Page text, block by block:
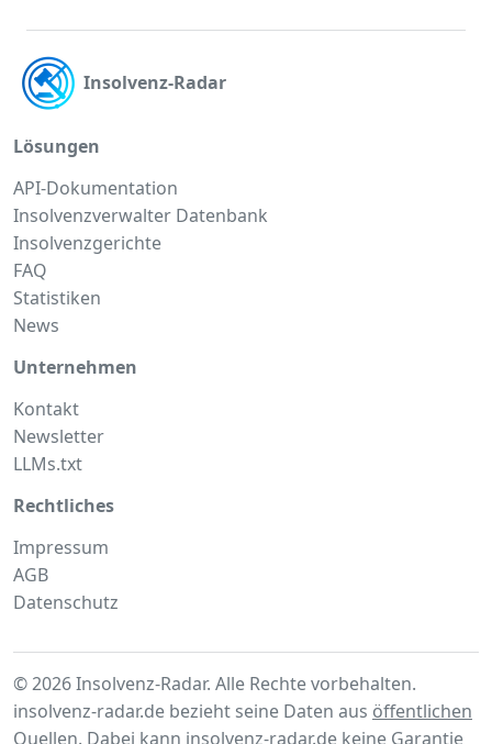
Insolvenz-Radar
Lösungen
API-Dokumentation
Insolvenzverwalter Datenbank
Insolvenzgerichte
FAQ
Statistiken
News
Unternehmen
Kontakt
Newsletter
LLMs.txt
Rechtliches
Impressum
AGB
Datenschutz
© 2026 Insolvenz-Radar. Alle Rechte vorbehalten.
insolvenz-radar.de bezieht seine Daten aus öffentlichen
Quellen. Dabei kann insolvenz-radar.de keine Garantie